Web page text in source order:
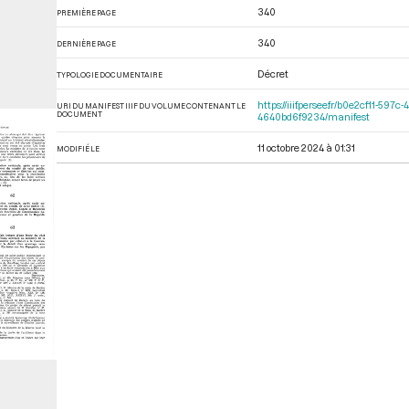
PREMIÈRE PAGE 340
DERNIÈRE PAGE 340
TYPOLOGIE DOCUMENTAIRE Décret
URI DU MANIFEST IIIF DU VOLUME CONTENANT LE
DOCUMENT
https://iiif.persee.fr/b0e2cf11-
4640bd6f9234/manifest
MODIFIÉ LE 11 octobre 2024 à 01:31